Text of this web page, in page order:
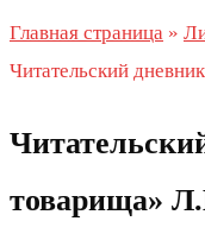
Главная страница »
Читательский
товарища»